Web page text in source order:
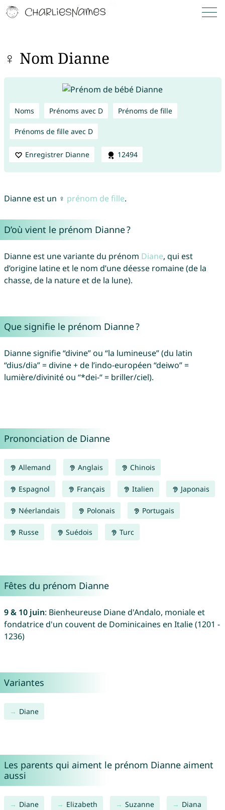
♀ Nom Dianne
Noms Prénoms avec D Prénoms de fille
Prénoms de fille avec D
Enregistrer Dianne 12494
Dianne est un ♀ prénom de fille.
D’où vient le prénom Dianne ?
Dianne est une variante du prénom Diane, qui est
d’origine latine et le nom d’une déesse romaine (de la
chasse, de la nature et de la lune).
Que signifie le prénom Dianne ?
Dianne signifie “divine” ou “la lumineuse” (du latin
“dius/dia” = divine + de l’indo-européen “deiwo” =
lumière/divinité ou “*dei-“ = briller/ciel).
Prononciation de Dianne
Allemand Anglais Chinois
Espagnol Français Italien Japonais
Néerlandais Polonais Portugais
Russe Suédois Turc
Fêtes du prénom Dianne
9 & 10 juin: Bienheureuse Diane d'Andalo, moniale et
fondatrice d'un couvent de Dominicaines en Italie (1201 -
1236)
Variantes
Diane
Les parents qui aiment le prénom Dianne aiment
aussi
Diane Elizabeth Suzanne Diana